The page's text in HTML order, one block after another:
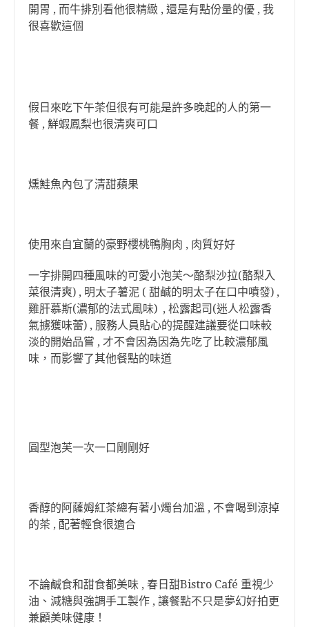
開胃 , 而牛排別看他很精緻 , 還是有點份量的優 , 我
很喜歡這個
假日來吃下午茶但很有可能是許多晚起的人的第一
餐 , 鮮蝦鳳梨也很清爽可口
燻鮭魚內包了清甜蘋果
使用來自宜蘭的豪野櫻桃鴨胸肉 , 肉質好好
一字排開四種風味的可愛小泡芙～酪梨沙拉(酪梨入
菜很清爽) , 明太子薯泥 ( 甜鹹的明太子在口中噴發) ,
雞肝慕斯(濃郁的法式風味) , 松露起司(迷人松露香
氣擄獲味蕾) , 服務人員貼心的提醒建議要從口味較
淡的開始品嘗 , 才不會因為因為先吃了比較濃郁風
味，而影響了其他餐點的味道
圓型泡芙一次一口剛剛好
香醇的阿薩姆紅茶總有著小燭台加溫 , 不會喝到涼掉
的茶 , 配著輕食很適合
不論鹹食和甜食都美味 , 春日甜Bistro Café 重視少
油、減糖與強調手工製作 , 讓餐點不只是夢幻好拍更
兼顧美味健康！